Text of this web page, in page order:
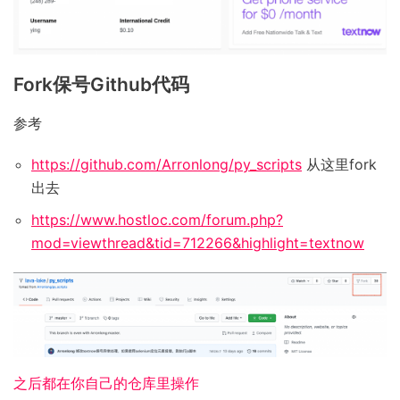
Fork保号Github代码
参考
https://github.com/Arronlong/py_scripts 从这里fork
出去
https://www.hostloc.com/forum.php?
mod=viewthread&tid=712266&highlight=textnow
之后都在你自己的仓库里操作